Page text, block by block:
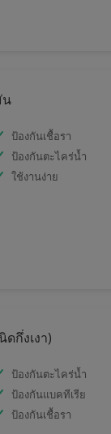
น
ป้องกันเชื้อรา
ป้องกันตะไคร่น้ำ
ใช้งานง่าย
กึ่งเงา)
ป้องกันตะไคร่น้ำ
ป้องกันแบคทีเรีย
ป้องกันเชื้อรา